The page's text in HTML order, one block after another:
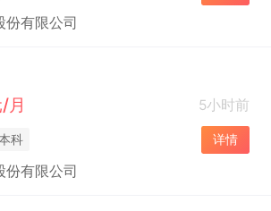
份有限公司
月
5小时前
科 详情
份有限公司